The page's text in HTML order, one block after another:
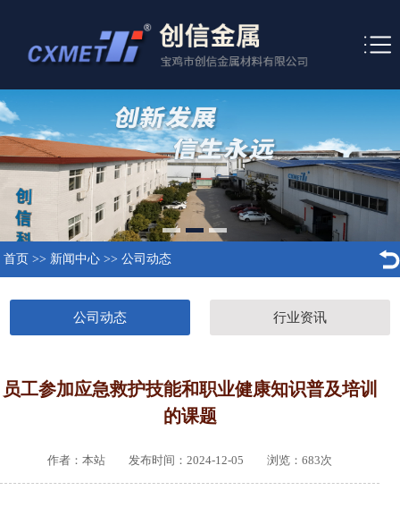
首页 >> 新闻中心 >> 公司动态
公司动态 行业资讯
员工参加应急救护技能和职业健康知识普及培训
的课题
作者：本站 发布时间：2024-12-05 浏览： 683次